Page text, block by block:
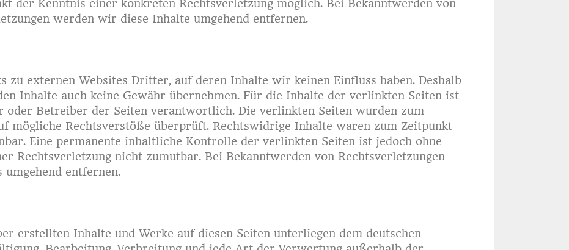
der Kenntnis einer konkreten Rechtsverletzung möglich. Bei Bekanntwerden von
werden wir diese Inhalte umgehend entfernen.
zu externen Websites Dritter, auf deren Inhalte wir keinen Einfluss haben. Deshalb
Inhalte auch keine Gewähr übernehmen. Für die Inhalte der verlinkten Seiten ist
oder Betreiber der Seiten verantwortlich. Die verlinkten Seiten wurden zum
mögliche Rechtsverstöße überprüft. Rechtswidrige Inhalte waren zum Zeitpunkt
Eine permanente inhaltliche Kontrolle der verlinkten Seiten ist jedoch ohne
Rechtsverletzung nicht zumutbar. Bei Bekanntwerden von Rechtsverletzungen
entfernen.
erstellten Inhalte und Werke auf diesen Seiten unterliegen dem deutschen